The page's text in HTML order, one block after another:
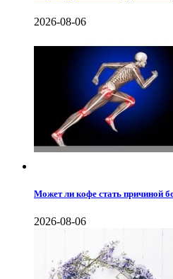
2026-08-06
Может ли кофе стать причиной
2026-08-06